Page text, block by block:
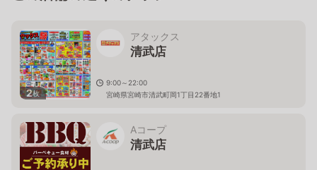
2枚
アタックス
清武店
9:00～22:00
宮崎県宮崎市清武町岡1丁目22番地1
Aコープ
清武店